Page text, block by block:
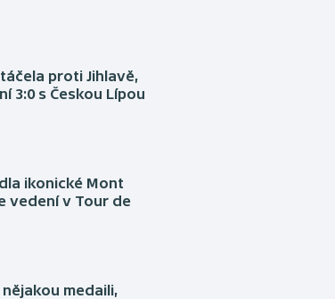
proti Jihlavě,
3:0 s Českou Lípou
ikonické Mont
vedení v Tour de
medaili,